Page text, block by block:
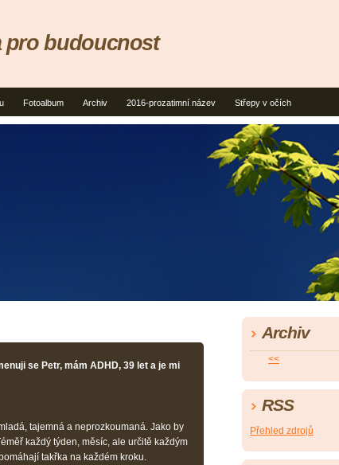
Fotoalbum Archiv 2016-prozatimní název Střepy v očích
pro budoucnost
se Petr, mám ADHD, 39 let a je mi
tajemná a neprozkoumaná. Jako by
každý týden, měsíc, ale určitě každým
takřka na každém kroku.
Archiv
<<
RSS
Přehled zdrojů